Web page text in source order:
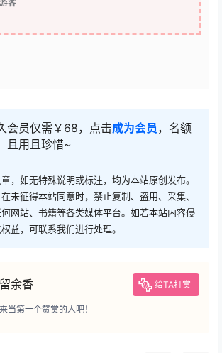
游客
会员仅需￥68，点击成为会员 ，名额
且用且珍惜~
，如无特殊说明或标注，均为本站原创发布。
未征得本站同意时，禁止复制、盗用、采集、
网站、书籍等各类媒体平台。如若本站内容侵
益，可联系我们进行处理。
余香 给TA打赏
当第一个赞赏的人吧！